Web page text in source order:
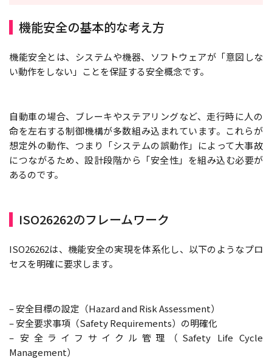
機能安全の基本的な考え方
機能安全とは、システムや機器、ソフトウェアが「意図しな
い動作をしない」ことを保証する安全概念です。
自動車の場合、ブレーキやステアリングなど、走行時に人の
命を左右する制御機構が多数組み込まれています。これらが
想定外の動作、つまり「システムの誤動作」によって大事故
につながるため、設計段階から「安全性」を組み込む必要が
あるのです。
ISO26262のフレームワーク
ISO26262は、機能安全の実現を体系化し、以下のようなプロ
セスを明確に要求します。
– 安全目標の設定（Hazard and Risk Assessment）
– 安全要求事項（Safety Requirements）の明確化
– 安全ライフサイクル管理（Safety Life Cycle
Management）